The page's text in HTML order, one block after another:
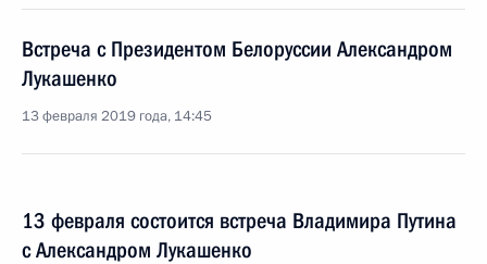
Встреча с Президентом Белоруссии Александром
Лукашенко
13 февраля 2019 года, 14:45
13 февраля состоится встреча Владимира Путина
с Александром Лукашенко